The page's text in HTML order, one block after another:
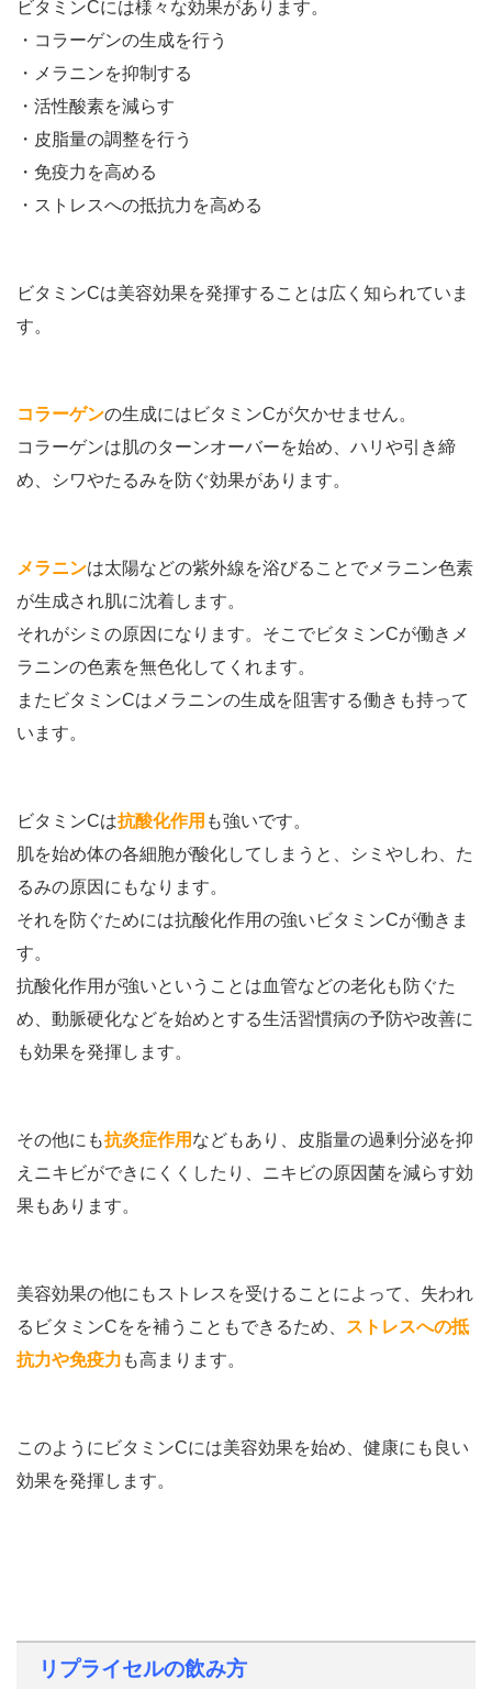
ビタミンCには様々な効果があります。
・コラーゲンの生成を行う
・メラニンを抑制する
・活性酸素を減らす
・皮脂量の調整を行う
・免疫力を高める
・ストレスへの抵抗力を高める
ビタミンCは美容効果を発揮することは広く知られていま
す。
コラーゲンの生成にはビタミンCが欠かせません。
コラーゲンは肌のターンオーバーを始め、ハリや引き締
め、シワやたるみを防ぐ効果があります。
メラニンは太陽などの紫外線を浴びることでメラニン色素
が生成され肌に沈着します。
それがシミの原因になります。そこでビタミンCが働きメ
ラニンの色素を無色化してくれます。
またビタミンCはメラニンの生成を阻害する働きも持って
います。
ビタミンCは抗酸化作用 も強いです。
肌を始め体の各細胞が酸化してしまうと、シミやしわ、た
るみの原因にもなります。
それを防ぐためには抗酸化作用の強いビタミンCが働きま
す。
抗酸化作用が強いということは血管などの老化も防ぐた
め、動脈硬化などを始めとする生活習慣病の予防や改善に
も効果を発揮します。
その他にも抗炎症作用 などもあり、皮脂量の過剰分泌を抑
えニキビができにくくしたり、ニキビの原因菌を減らす効
果もあります。
美容効果の他にもストレスを受けることによって、失われ
るビタミンCをを補うこともできるため、
ストレスへの抵
抗力や免疫力 も高まります。
このようにビタミンCには美容効果を始め、健康にも良い
効果を発揮します。
リプライセルの飲み方